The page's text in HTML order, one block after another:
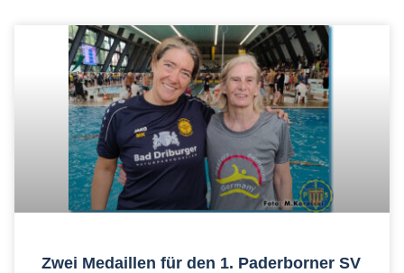
Zwei Medaillen für den 1. Paderborner SV